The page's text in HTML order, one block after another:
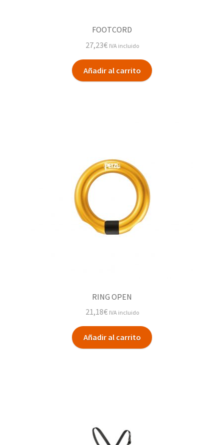
FOOTCORD
27,23€ IVA incluido
Añadir al carrito
RING OPEN
21,18€ IVA incluido
Añadir al carrito